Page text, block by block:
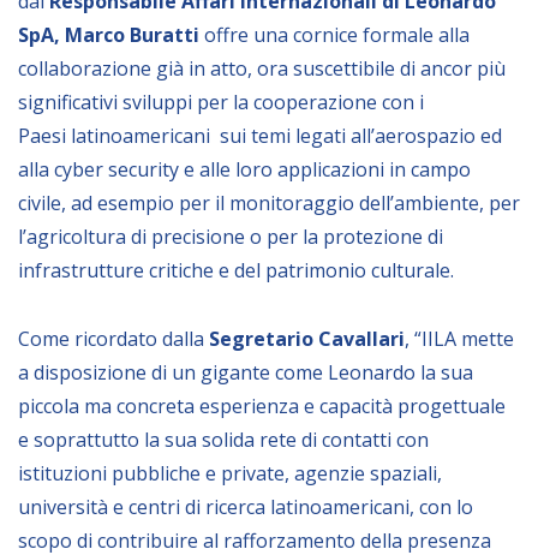
AL-INVEST Verde
MEDIA
Foto
Video
Audio
BIBLIOTECA
Catalogo
Pubblicazioni
OPPORTUNITÀ
SpA, Marco Buratti offre una cornice formale alla
collaborazione già in atto, ora suscettibile di ancor più
significativi sviluppi per la cooperazione con i
Paesi latinoamericani sui temi legati all’aerospazio ed
alla cyber security e alle loro applicazioni in campo
civile, ad esempio per il monitoraggio dell’ambiente, per
l’agricoltura di precisione o per la protezione di
infrastrutture critiche e del patrimonio culturale.
Come ricordato dalla Segretario Cavallari, “IILA mette
a disposizione di un gigante come Leonardo la sua
piccola ma concreta esperienza e capacità progettuale
e soprattutto la sua solida rete di contatti con
istituzioni pubbliche e private, agenzie spaziali,
università e centri di ricerca latinoamericani, con lo
scopo di contribuire al rafforzamento della presenza